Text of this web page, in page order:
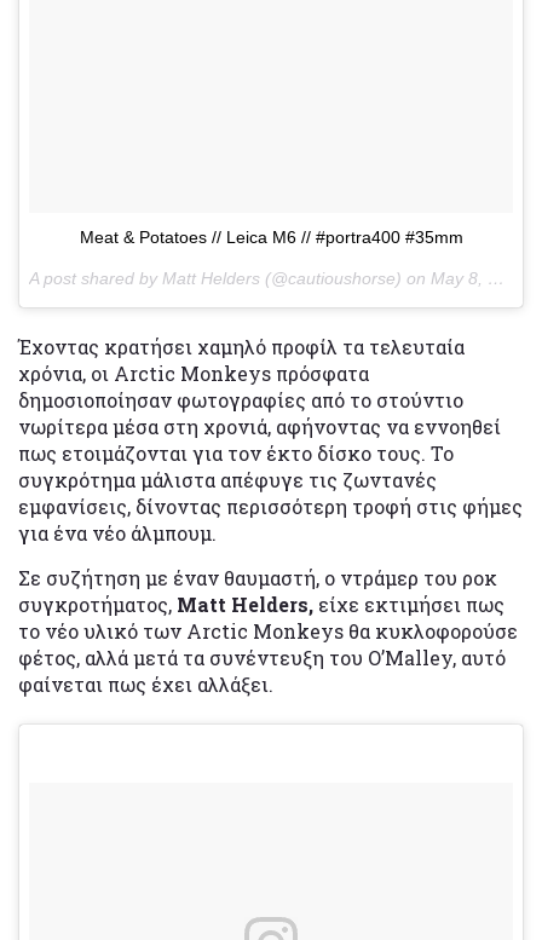
Meat & Potatoes // Leica M6 // #portra400 #35mm
A post shared by Matt Helders (@cautioushorse) on May 8, 2017 at 8:14pm PDT
Έχοντας κρατήσει χαμηλό προφίλ τα τελευταία
χρόνια, οι Arctic Monkeys πρόσφατα
δημοσιοποίησαν φωτογραφίες από το στούντιο
νωρίτερα μέσα στη χρονιά, αφήνοντας να εννοηθεί
πως ετοιμάζονται για τον έκτο δίσκο τους. Το
συγκρότημα μάλιστα απέφυγε τις ζωντανές
εμφανίσεις, δίνοντας περισσότερη τροφή στις φήμες
για ένα νέο άλμπουμ.
Σε συζήτηση με έναν θαυμαστή, ο ντράμερ του ροκ
συγκροτήματος, Matt Helders, είχε εκτιμήσει πως
το νέο υλικό των Arctic Monkeys θα κυκλοφορούσε
φέτος, αλλά μετά τα συνέντευξη του O’Malley, αυτό
φαίνεται πως έχει αλλάξει.